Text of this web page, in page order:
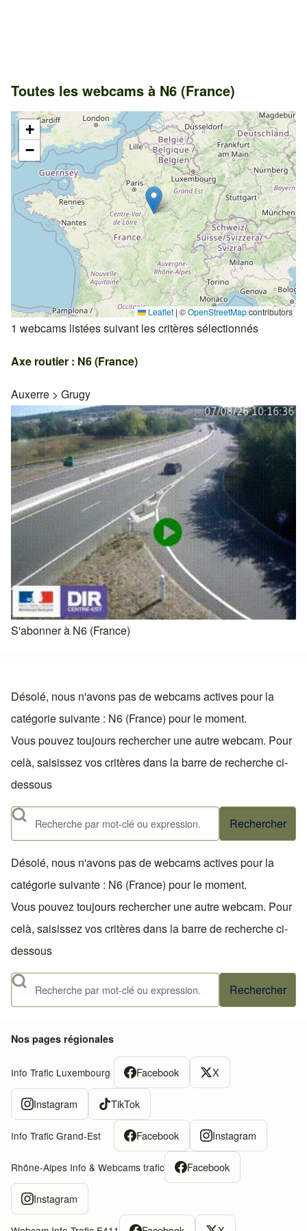
Toutes les webcams à N6 (France)
+
−
Leaflet | ©OpenStreetMapcontributors
1 webcams listées suivant les critères sélectionnés
Axe routier : N6 (France)
Auxerre > Grugy
S'abonner à N6 (France)
Désolé, nous n'avons pas de webcams actives pour la
catégorie suivante : N6 (France) pour le moment.
Vous pouvez toujours rechercher une autre webcam. Pour
celà, saisissez vos critères dans la barre de recherche ci-
dessous
Rechercher
Désolé, nous n'avons pas de webcams actives pour la
catégorie suivante : N6 (France) pour le moment.
Vous pouvez toujours rechercher une autre webcam. Pour
celà, saisissez vos critères dans la barre de recherche ci-
dessous
Rechercher
Nos pages régionales
Info Trafic Luxembourg Facebook X
Instagram TikTok
Info Trafic Grand-Est Facebook Instagram
Rhône-Alpes Info & Webcams trafic Facebook
Instagram